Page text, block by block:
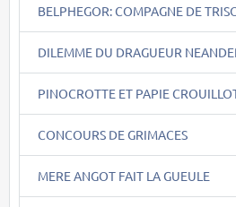
BELPHEGOR: COMPAGNE DE
DILEMME DU DRAGUEUR
PINOCROTTE ET PAPIE
CONCOURS DE GRIMACES
MERE ANGOT FAIT LA GUEULE